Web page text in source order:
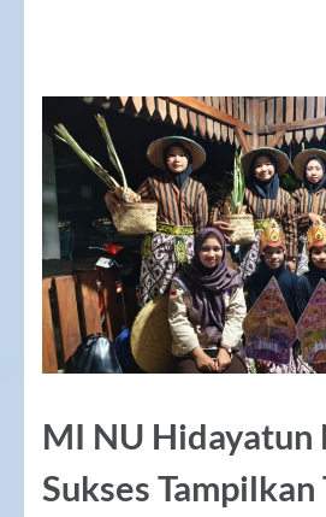
MI NU Hidayatun
Sukses Tampilkan